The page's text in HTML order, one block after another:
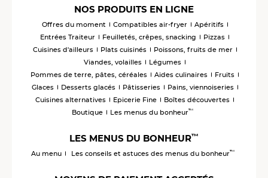
NOS PRODUITS EN LIGNE
Offres du moment Compatibles air-fryer
Apéritifs
Entrées Traiteur
Feuilletés, crêpes, snacking
Pizzas
Cuisines d'ailleurs
Plats cuisinés
Poissons, fruits de mer
Viandes, volailles
Légumes
Pommes de terre, pâtes, céréales
Aides culinaires
Fruits
Glaces
Desserts glacés Pâtisseries
Pains, viennoiseries
Cuisines alternatives
Epicerie Fine
Boîtes découvertes
Boutique
Les menus du bonheur™
LES MENUS DU BONHEUR™
Au menu Les conseils et astuces des menus du bonheur™